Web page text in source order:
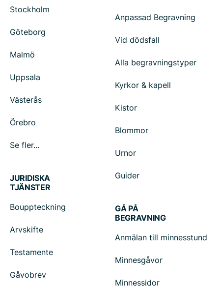
Stockholm
Göteborg
Malmö
Uppsala
Västerås
Örebro
Se fler...
Anpassad Begravning
Vid dödsfall
Alla begravningstyper
Kyrkor & kapell
Kistor
Blommor
Urnor
Guider
JURIDISKA
TJÄNSTER
Bouppteckning
Arvskifte
Testamente
Gåvobrev
GÅ PÅ
BEGRAVNING
Anmälan till minnesstund
Minnesgåvor
Minnessidor